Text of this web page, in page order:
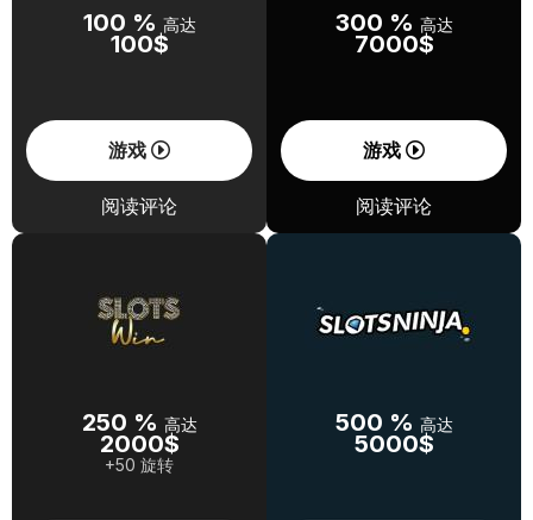
100 % 高达
100$
游戏
阅读评论
300 % 高达
7000$
游戏
阅读评论
250 % 高达
2000$
+50 旋转
500 % 高达
5000$